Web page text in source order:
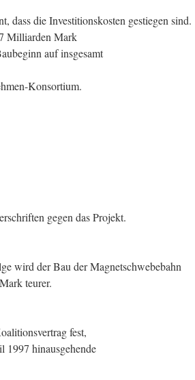
dass die Investitionskosten gestiegen sind.
Milliarden Mark
auf insgesamt
Konsortium.
gegen das Projekt.
wird der Bau der Magnetschwebebahn
teurer.
fest,
1997 hinausgehende